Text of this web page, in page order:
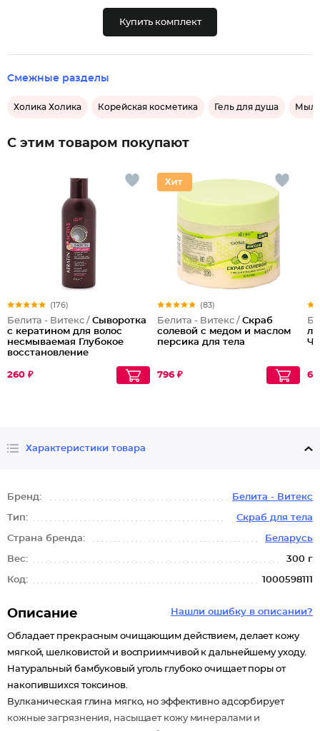
Купить комплект
Смежные разделы
Холика Холика Корейская косметика Гель для душа
С этим товаром покупают
(176)
Белита - Витекс / Сыворотка
с кератином для волос
несмываемая Глубокое
восстановление
260 ₽
(83)
Белита - Витекс / Скраб
солевой с медом и маслом
персика для тела
796 ₽
Характеристики товара
Бренд: Белита - Витекс
Тип: Скраб для тела
Страна бренда: Беларусь
Вес: 300 г
Код: 1000598111
Нашли ошибку в описании?
Описание
Обладает прекрасным очищающим действием, делает кожу
мягкой, шелковистой и восприимчивой к дальнейшему уходу.
Натуральный бамбуковый уголь глубоко очищает поры от
накопившихся токсинов.
Вулканическая глина мягко, но эффективно адсорбирует
кожные загрязнения, насыщает кожу минералами и